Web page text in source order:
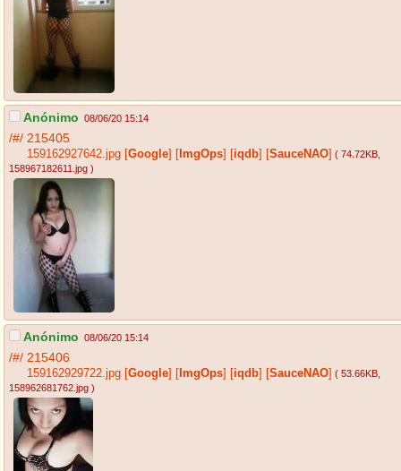
Anónimo 08/06/20 15:14
/#/ 215405
159162927642.jpg [Google] [ ImgOps] [iqdb] [SauceNAO] ( 74.72KB
158967182611.jpg )
Anónimo 08/06/20 15:14
/#/ 215406
159162929722.jpg [Google] [ ImgOps] [iqdb] [SauceNAO] ( 53.66KB
158962681762.jpg )